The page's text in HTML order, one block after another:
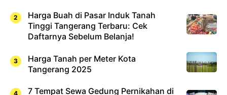
Harga Buah di Pasar Induk Tanah
Tinggi Tangerang Terbaru: Cek
Daftarnya Sebelum Belanja!
Harga Tanah per Meter Kota
Tangerang 2025
7 Tempat Sewa Gedung Pernikahan di